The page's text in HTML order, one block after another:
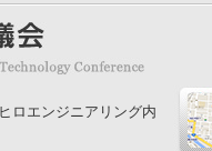
ロエンジニアリング内